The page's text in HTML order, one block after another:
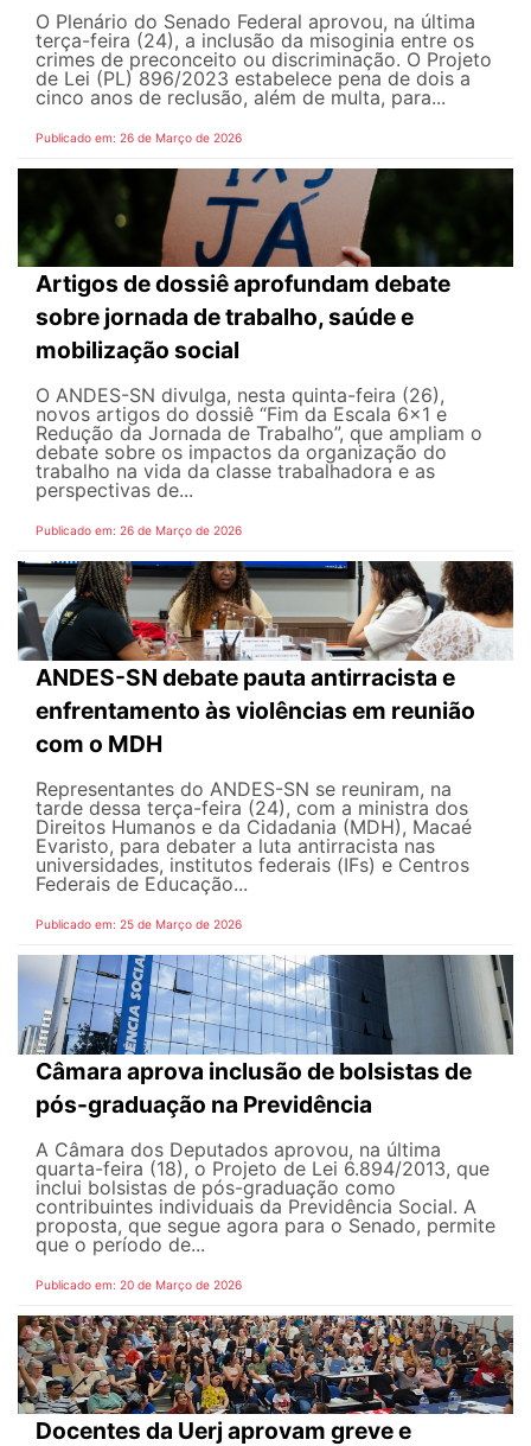
O Plenário do Senado Federal aprovou, na última
terça-feira (24), a inclusão da misoginia entre os
crimes de preconceito ou discriminação. O Projeto
de Lei (PL) 896/2023 estabelece pena de dois a
cinco anos de reclusão, além de multa, para...
Publicado em: 26 de Março de 2026
Artigos de dossiê aprofundam debate
sobre jornada de trabalho, saúde e
mobilização social
O ANDES-SN divulga, nesta quinta-feira (26),
novos artigos do dossiê “Fim da Escala 6×1 e
Redução da Jornada de Trabalho”, que ampliam o
debate sobre os impactos da organização do
trabalho na vida da classe trabalhadora e as
perspectivas de...
Publicado em: 26 de Março de 2026
ANDES-SN debate pauta antirracista e
enfrentamento às violências em reunião
com o MDH
Representantes do ANDES-SN se reuniram, na
tarde dessa terça-feira (24), com a ministra dos
Direitos Humanos e da Cidadania (MDH), Macaé
Evaristo, para debater a luta antirracista nas
universidades, institutos federais (IFs) e Centros
Federais de Educação...
Publicado em: 25 de Março de 2026
Câmara aprova inclusão de bolsistas de
pós-graduação na Previdência
A Câmara dos Deputados aprovou, na última
quarta-feira (18), o Projeto de Lei 6.894/2013, que
inclui bolsistas de pós-graduação como
contribuintes individuais da Previdência Social. A
proposta, que segue agora para o Senado, permite
que o período de...
Publicado em: 20 de Março de 2026
Docentes da Uerj aprovam greve e